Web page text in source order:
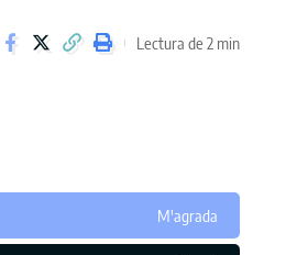
Lectura de 2 min
M'agrada